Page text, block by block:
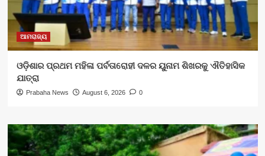
ଆମରାଜ୍ୟ
ଓଡ଼ିଶାର ପ୍ରଥମ ମହିଳା ପର୍ବତାରୋହୀ ଦଳର ୟୁନାମ ଶିଖରକୁ ଐତିହାସିକ
ଯାତ୍ରା
Prabaha News August 6, 2026 0